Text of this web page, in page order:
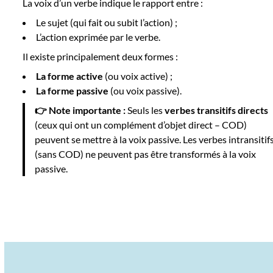
La voix d’un verbe indique le rapport entre :
Le sujet (qui fait ou subit l’action) ;
L’action exprimée par le verbe.
Il existe principalement deux formes :
La forme active (ou voix active) ;
La forme passive (ou voix passive).
👉 Note importante :Seuls lesverbes transitifs directs
(ceux qui ont un complément d’objet direct – COD)
peuvent se mettre à la voix passive. Les verbes
(sans COD) ne peuvent pas être transformés à la voix
passive.